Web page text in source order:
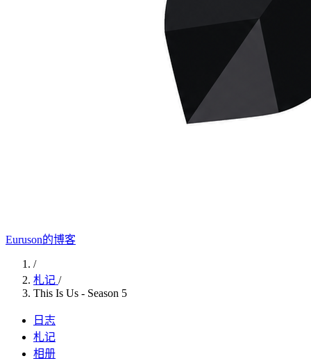
Euruson的博客
/
札记 /
This Is Us - Season 5
日志
札记
相册